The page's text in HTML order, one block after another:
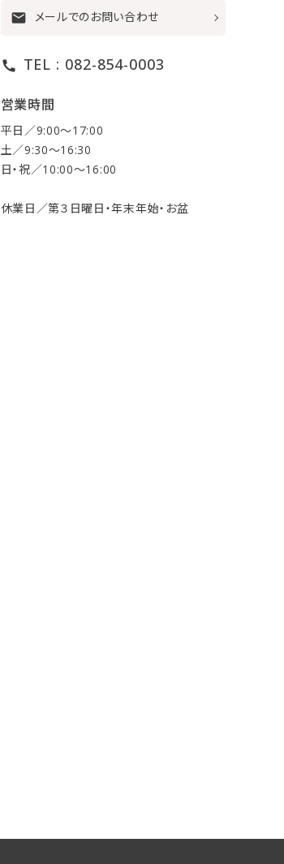
mail メールでのお問い合わせ
call TEL : 082-854-0003
営業時間
平日／9:00〜17:00
土／9:30〜16:30
日・祝／10:00〜16:00
休業日／第３日曜日・年末年始・お盆